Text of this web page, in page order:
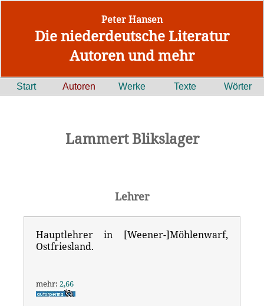
Peter Hansen
Die niederdeutsche Literatur
Autoren und mehr
Start Autoren Werke Texte Wörter
Lammert Blikslager
Lehrer
Hauptlehrer in [Weener-]Möhlenwarf,
Ostfriesland.
mehr: 2,66